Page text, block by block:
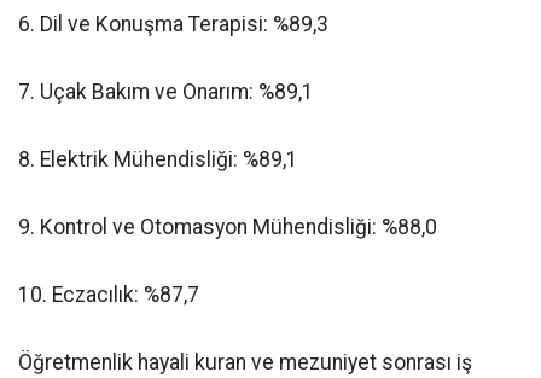
​6. Dil ve Konuşma Terapisi: %89,3
​7. Uçak Bakım ve Onarım: %89,1
​8. Elektrik Mühendisliği: %89,1
​9. Kontrol ve Otomasyon Mühendisliği: %88,0
​10. Eczacılık: %87,7
​Öğretmenlik hayali kuran ve mezuniyet sonrası iş